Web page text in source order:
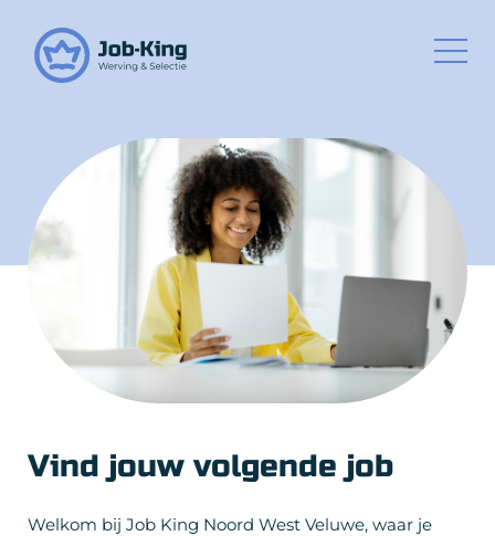
Vind jouw volgende job
Welkom bij Job King Noord West Veluwe, waar je